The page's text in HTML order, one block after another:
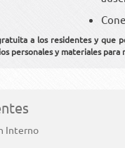
a los residentes y que
personales y materiales para
Interno